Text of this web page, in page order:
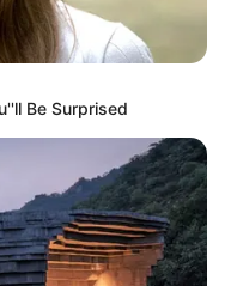
To Perform Better
Be Surprised